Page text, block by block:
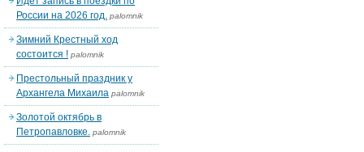
России на 2026 год. palomnik
Зимний Крестный ход
состоится ! palomnik
Престольный праздник у
Архангела Михаила palomnik
Золотой октябрь в
Петропавловке. palomnik